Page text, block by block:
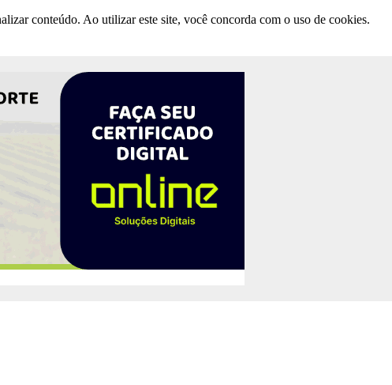
conteúdo. Ao utilizar este site, você concorda com o uso de cookies.